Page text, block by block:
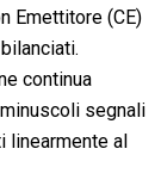
Emettitore (CE)
continua
segnali
linearmente al